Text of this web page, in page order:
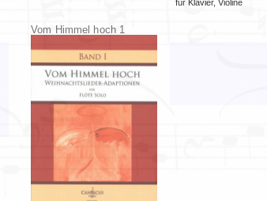
für Klavier, Violine
Vom Himmel hoch 1